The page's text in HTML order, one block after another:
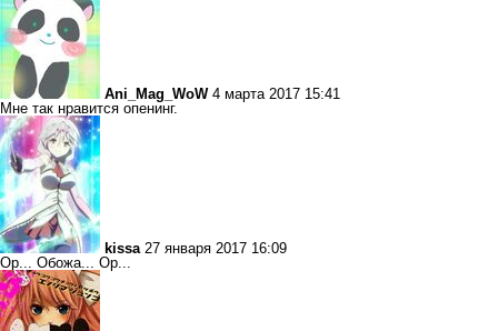
Ani_Mag_WoW 4 марта 2017 15:41
Мне так нравится опенинг.
kissa 27 января 2017 16:09
Ор... Обожа... Ор...